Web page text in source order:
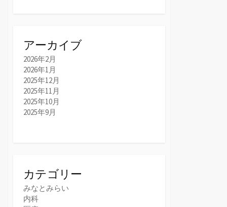
アーカイブ
2026年2月
2026年1月
2025年12月
2025年11月
2025年10月
2025年9月
カテゴリー
みなとみらい
内科